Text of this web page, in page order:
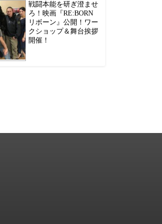
戦闘本能を研ぎ澄ませ
ろ！映画『RE:BORN
リボーン』公開！ワー
クショップ＆舞台挨拶
開催！